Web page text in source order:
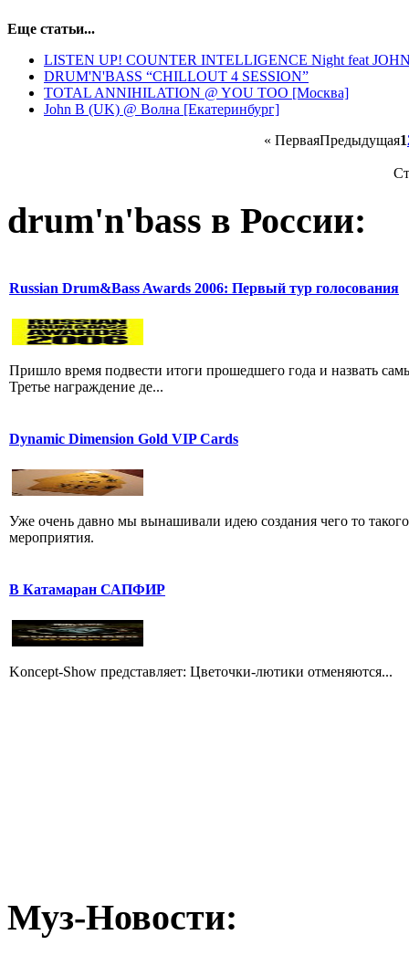
Еще статьи...
LISTEN UP! COUNTER INTELLIGENCE Night feat
DRUM'N'BASS “CHILLOUT 4 SESSION”
TOTAL ANNIHILATION @ YOU TOO [Москва]
John B (UK) @ Волна [Екатеринбург]
« ПерваяПредыдущая1
drum'n'bass в России:
Russian Drum&Bass Awards 2006: Первый тур голосования
Пришло время подвести итоги прошедшего года и назвать
Третье награждение де...
Dynamic Dimension Gold VIP Cards
Уже очень давно мы вынашивали идею создания чего то
мероприятия.
В Катамаран САПФИР
Koncept-Show представляет: Цветочки-лютики отменяются...
Муз-Новости: